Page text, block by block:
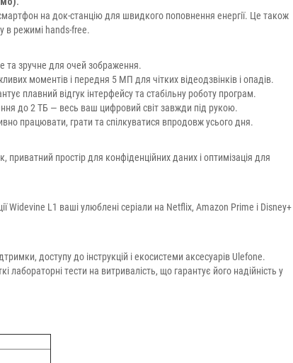
на док-станцію для швидкого поповнення енергії. Це також
в режимі hands-free.
та зручне для очей зображення.
моментів і передня 5 МП для чітких відеодзвінків і опадів.
плавний відгук інтерфейсу та стабільну роботу програм.
до 2 ТБ — весь ваш цифровий світ завжди під рукою.
працювати, грати та спілкуватися впродовж усього дня.
простір для конфіденційних даних і оптимізація для
Widevine L1 ваші улюблені серіали на Netflix, Amazon Prime і Disney+
доступу до інструкцій і екосистеми аксесуарів Ulefone.
лабораторні тести на витривалість, що гарантує його надійність у